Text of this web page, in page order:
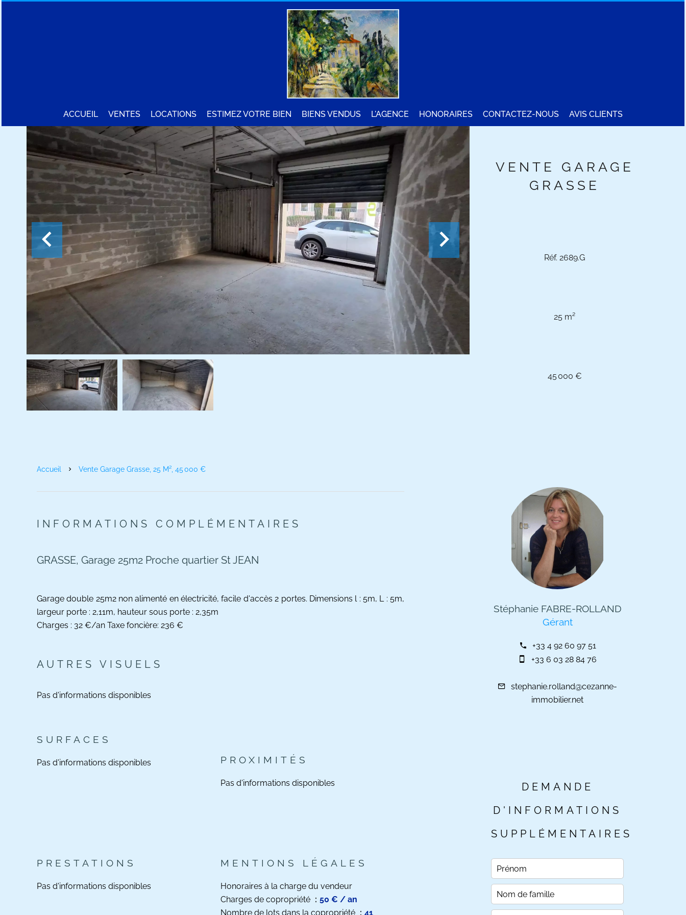
ACCUEIL VENTES LOCATIONS ESTIMEZ VOTRE BIEN BIENS VENDUS L'AGENCE HONORAIRES CONTACTEZ-NOUS AVIS CLIENTS
VENTE GARAGE
GRASSE
Réf. 2689.G
25 m²
45 000 €
Accueil Vente Garage Grasse, 25 M², 45 000 €
INFORMATIONS COMPLÉMENTAIRES
GRASSE, Garage 25m2 Proche quartier St JEAN
Garage double 25m2 non alimenté en électricité, facile d'accès 2 portes. Dimensions l : 5m, L : 5m,
largeur porte : 2,11m, hauteur sous porte : 2,35m
Charges : 32 €/an Taxe foncière: 236 €
AUTRES VISUELS
Pas d'informations disponibles
SURFACES
Pas d'informations disponibles PROXIMITÉS
Pas d'informations disponibles
PRESTATIONS
Pas d'informations disponibles
MENTIONS LÉGALES
Honoraires à la charge du vendeur
Charges de copropriété
50 € / an
Nombre de lots dans la copropriété
41
Stéphanie FABRE-ROLLAND
Gérant
+33 4 92 60 97 51
+33 6 03 28 84 76
stephanie.rolland@cezanne-
immobilier.net
DEMANDE
D'INFORMATIONS
SUPPLÉMENTAIRES